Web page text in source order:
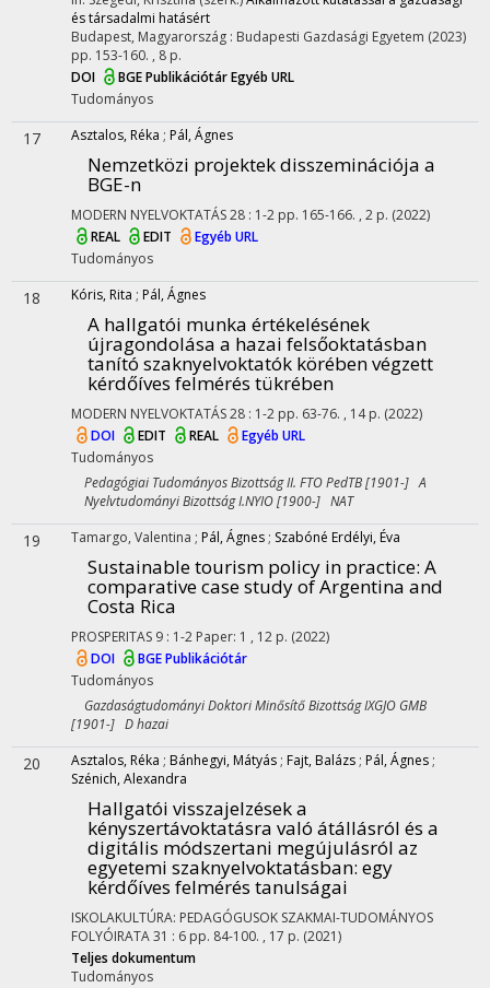
és társadalmi hatásért
Budapest, Magyarország : Budapesti Gazdasági Egyetem (2023)
pp. 153-160. , 8 p.
DOI
BGE PublikációtárEgyéb URL
Tudományos
17 Asztalos, Réka ; Pál, Ágnes
Nemzetközi projektek disszeminációja a
BGE-n
MODERN NYELVOKTATÁS28 : 1-2 pp. 165-166. , 2 p. (2022)
REAL
EDIT
Egyéb URL
Tudományos
18 Kóris, Rita ; Pál, Ágnes
A hallgatói munka értékelésének
újragondolása a hazai felsőoktatásban
tanító szaknyelvoktatók körében végzett
kérdőíves felmérés tükrében
MODERN NYELVOKTATÁS28 : 1-2 pp. 63-76. , 14 p. (2022)
DOI
EDIT REAL
Egyéb URL
Tudományos
Pedagógiai Tudományos Bizottság II. FTO PedTB [1901-] A
Nyelvtudományi Bizottság I.NYIO [1900-] NAT
19 Tamargo, Valentina ; Pál, Ágnes ; Szabóné Erdélyi, Éva
Sustainable tourism policy in practice: A
comparative case study of Argentina and
Costa Rica
PROSPERITAS 9 : 1-2 Paper: 1 , 12 p. (2022)
DOI
BGE Publikációtár
Tudományos
Gazdaságtudományi Doktori Minősítő Bizottság IXGJO GMB
[1901-] D hazai
20 Asztalos, Réka ; Bánhegyi, Mátyás ; Fajt, Balázs ; Pál, Ágnes ;
Szénich, Alexandra
Hallgatói visszajelzések a
kényszertávoktatásra való átállásról és a
digitális módszertani megújulásról az
egyetemi szaknyelvoktatásban: egy
kérdőíves felmérés tanulságai
ISKOLAKULTÚRA: PEDAGÓGUSOK SZAKMAI-TUDOMÁNYOS
FOLYÓIRATA31 : 6 pp. 84-100. , 17 p. (2021)
Teljes dokumentum
Tudományos